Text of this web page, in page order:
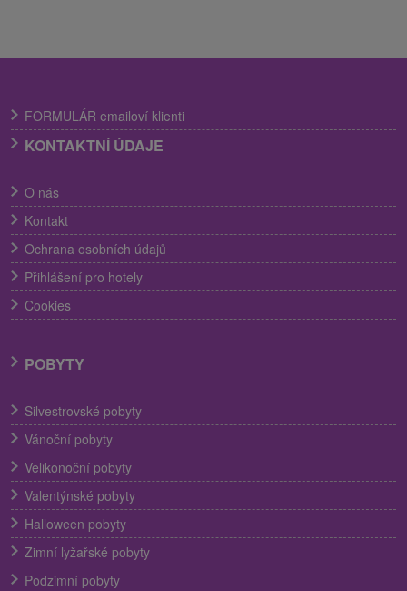
FORMULÁR emailoví klienti
KONTAKTNÍ ÚDAJE
O nás
Kontakt
Ochrana osobních údajů
Přihlášení pro hotely
Cookies
POBYTY
Silvestrovské pobyty
Vánoční pobyty
Velikonoční pobyty
Valentýnské pobyty
Halloween pobyty
Zimní lyžařské pobyty
Podzimní pobyty